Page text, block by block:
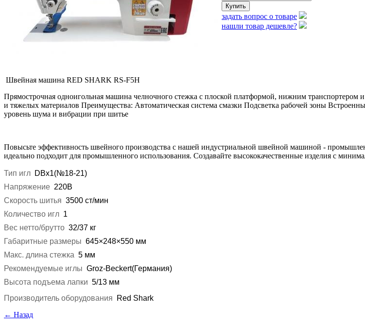
задать вопрос о товаре
нашли товар дешевле?
Швейная машина RED SHARK RS-F5H
Прямострочная одноигольная машина челночного стежка с плоской платформой, нижним
и тяжелых материалов Преимущества: Автоматическая система смазки Подсветка рабочей зоны
уровень шума и вибрации при шитье
Повысьте эффективность швейного производства с нашей индустриальной швейной машиной -
идеально подходит для промышленного использования. Создавайте высококачественные изделия с
Тип игл DBx1(№18-21)
Напряжение 220В
Скорость шитья 3500 ст/мин
Количество игл 1
Вес нетто/брутто 32/37 кг
Габаритные размеры 645×248×550 мм
Макс. длина стежка 5 мм
Рекомендуемые иглы Groz-Beckert(Германия)
Высота подъема лапки 5/13 мм
Производитель оборудования
Red Shark
← Назад